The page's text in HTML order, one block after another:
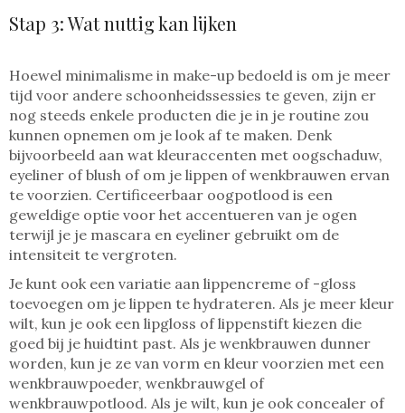
Stap 3: Wat nuttig kan lijken
Hoewel minimalisme in make-up bedoeld is om je meer
tijd voor andere schoonheidssessies te geven, zijn er
nog steeds enkele producten die je in je routine zou
kunnen opnemen om je look af te maken. Denk
bijvoorbeeld aan wat kleuraccenten met oogschaduw,
eyeliner of blush of om je lippen of wenkbrauwen ervan
te voorzien. Certificeerbaar oogpotlood is een
geweldige optie voor het accentueren van je ogen
terwijl je je mascara en eyeliner gebruikt om de
intensiteit te vergroten.
Je kunt ook een variatie aan lippencreme of -gloss
toevoegen om je lippen te hydrateren. Als je meer kleur
wilt, kun je ook een lipgloss of lippenstift kiezen die
goed bij je huidtint past. Als je wenkbrauwen dunner
worden, kun je ze van vorm en kleur voorzien met een
wenkbrauwpoeder, wenkbrauwgel of
wenkbrauwpotlood. Als je wilt, kun je ook concealer of